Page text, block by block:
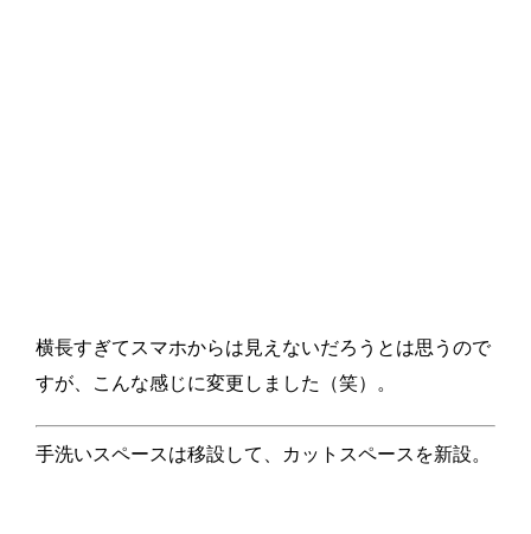
横長すぎてスマホからは見えないだろうとは思うので
すが、こんな感じに変更しました（笑）。
手洗いスペースは移設して、カットスペースを新設。